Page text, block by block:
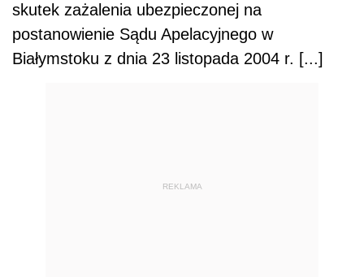
skutek zażalenia ubezpieczonej na
postanowienie Sądu Apelacyjnego w
Białymstoku z dnia 23 listopada 2004 r. [...]
REKLAMA